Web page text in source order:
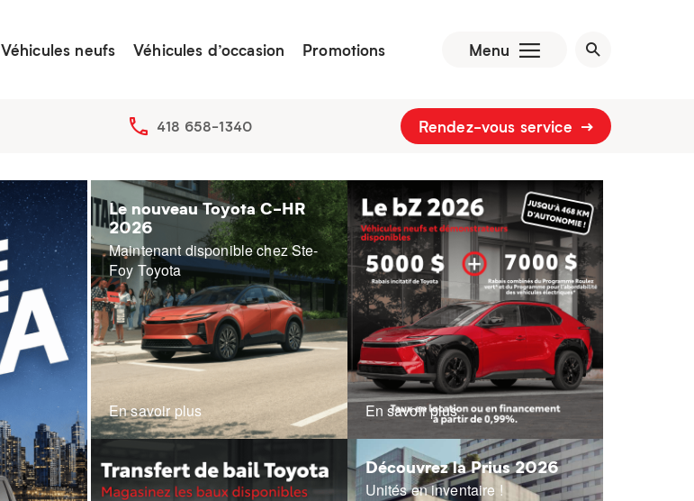
Véhicules neufs Véhicules d’occasion Promotions Menu
418 658-1340 Rendez-vous service
Le nouveau Toyota C-HR
2026
Maintenant disponible chez Ste-
Foy Toyota
En savoir plus En savoir plus
Découvrez la Prius 2026
Unités en inventaire !